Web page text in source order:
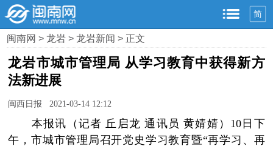
简
闽南网>龙岩>龙岩新闻> 正文
龙岩市城市管理局 从学习教育中获得新方
法新进展
闽西日报 2021-03-14 12:12
本报讯（记者 丘启龙 通讯员 黄婧婧）10日下
午，市城市管理局召开党史学习教育暨“再学习、再